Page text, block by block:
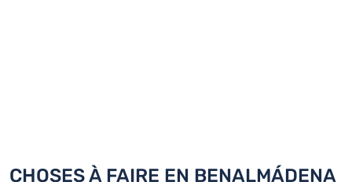
CHOSES À FAIRE EN BENALMÁDENA